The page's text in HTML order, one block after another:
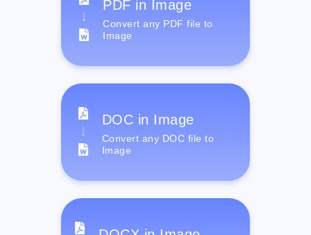
PDF in Image
Convert any PDF file to
Image
DOC in Image
Convert any DOC file to
Image